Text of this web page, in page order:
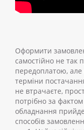
Оформити
самостійно не так
передоплатою, але
терміни
не втрачаєте,
потрібно за
обладнання
способів